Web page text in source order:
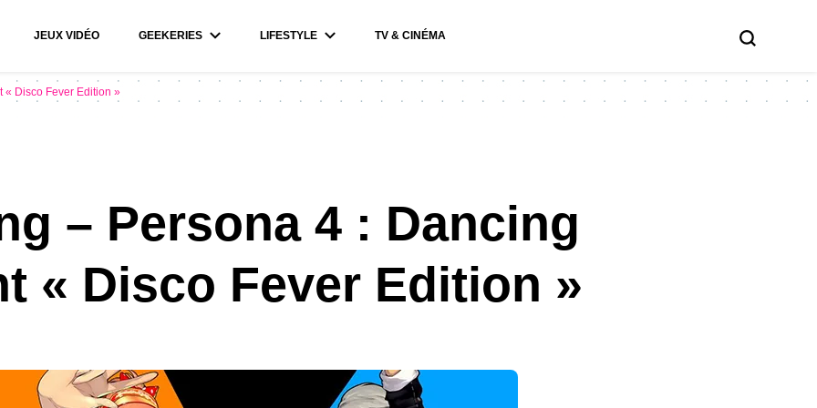
JEUX VIDÉO GEEKERIES LIFESTYLE TV & CINÉMA
« Disco Fever Edition »
– Persona 4 : Dancing
« Disco Fever Edition »